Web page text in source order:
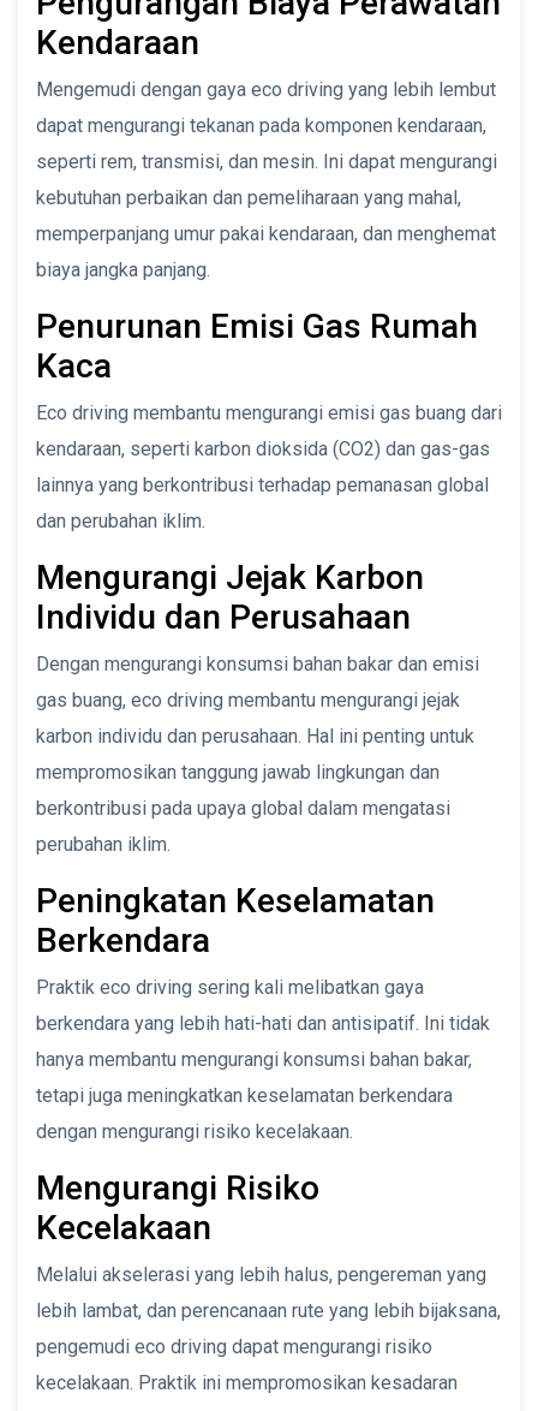
Kendaraan
Mengemudi dengan gaya eco driving yang lebih lembut
dapat mengurangi tekanan pada komponen kendaraan,
seperti rem, transmisi, dan mesin. Ini dapat mengurangi
kebutuhan perbaikan dan pemeliharaan yang mahal,
memperpanjang umur pakai kendaraan, dan menghemat
biaya jangka panjang.
Penurunan Emisi Gas Rumah
Kaca
Eco driving membantu mengurangi emisi gas buang dari
kendaraan, seperti karbon dioksida (CO2) dan gas-gas
lainnya yang berkontribusi terhadap pemanasan global
dan perubahan iklim.
Mengurangi Jejak Karbon
Individu dan Perusahaan
Dengan mengurangi konsumsi bahan bakar dan emisi
gas buang, eco driving membantu mengurangi jejak
karbon individu dan perusahaan. Hal ini penting untuk
mempromosikan tanggung jawab lingkungan dan
berkontribusi pada upaya global dalam mengatasi
perubahan iklim.
Peningkatan Keselamatan
Berkendara
Praktik eco driving sering kali melibatkan gaya
berkendara yang lebih hati-hati dan antisipatif. Ini tidak
hanya membantu mengurangi konsumsi bahan bakar,
tetapi juga meningkatkan keselamatan berkendara
dengan mengurangi risiko kecelakaan.
Mengurangi Risiko
Kecelakaan
Melalui akselerasi yang lebih halus, pengereman yang
lebih lambat, dan perencanaan rute yang lebih bijaksana,
pengemudi eco driving dapat mengurangi risiko
kecelakaan. Praktik ini mempromosikan kesadaran